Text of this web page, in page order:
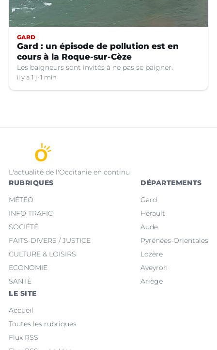
GARD
Gard : un épisode de pollution est en
cours à la Roque-sur-Cèze
Les baigneurs sont invités à ne pas se baigner.
il y a 1 j 1 min
L'actualité de l'Occitanie en continu
RUBRIQUES
MÉTÉO
INFO TRAFIC
SOCIÉTÉ
FAITS-DIVERS / JUSTICE
CULTURE & LOISIRS
ECONOMIE
SANTÉ
DÉPARTEMENTS
Gard
Hérault
Aude
Pyrénées-Orientales
Lozère
Aveyron
Ariège
LE SITE
Accueil
Toutes les rubriques
Flux RSS